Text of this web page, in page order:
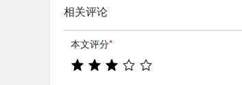
相关评论
本文评分*